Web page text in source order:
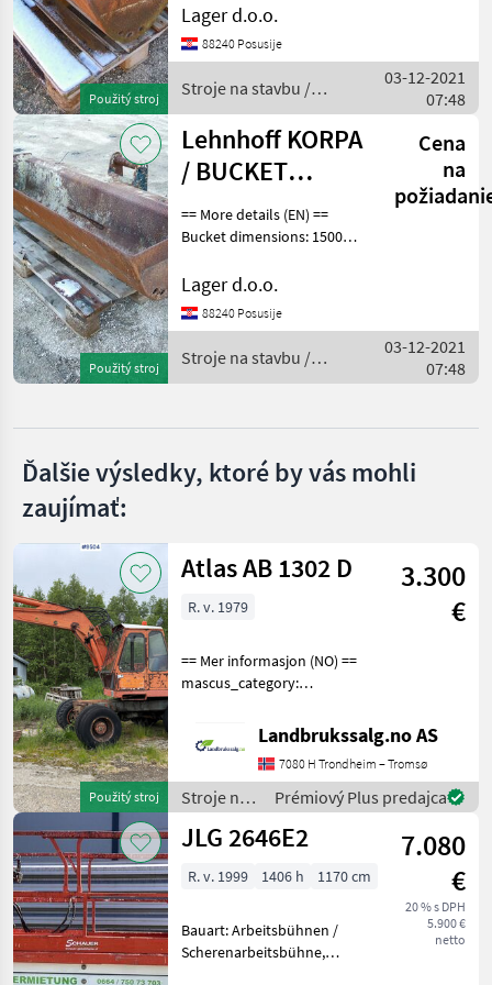
BIG
Caterpillar
Winkelbauer
Cangini
Agri Manutention
Zobraziť
všetkých
14
MARKETPLACE
predajcov inzeráty
Použitý stroj
planer bucket 1200mm
width hydraulic hoses for
machine 4t - 6t Stroje na
Lager d.o.o.
88240 Posusije
Stroje na stavbu /
Lehnhoff
03-12-2021
07:48
Použitý stroj
Lehnhoff KORPA
/ BUCKET
1500MM
Cena
na
== More details (EN) ==
Bucket dimensions: 1500
bucket 1500mm width for
machine 5t - 8t Stroje na
stavbu Lyžica bagra
Lager d.o.o.
88240 Posusije
Stroje na stavbu /
Lehnhoff
03-12-2021
07:48
Ďalšie výsledky, ktoré by vás mohli
zaujímať:
Použitý stroj
Atlas AB 1302 D
3.300
€
R. v. 1979
== Mer informasjon (NO) ==
mascus_category:
reference number upon
request: 9504 See
en.landbrukssalg.no/9504
for more images Specificati
Landbrukssalg.no AS
7080 H Trondheim – Tromsø
Stroje na
stavbu /
Atlas
Prémiový Plus predajca
JLG 2646E2
7.080
€
20 % s DPH
5.900 €
netto
R. v. 1999 1406 h 1170 cm
Bauart: Arbeitsbühnen /
Scherenarbeitsbühne,